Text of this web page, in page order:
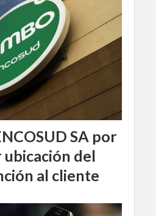
SA por
del
al cliente